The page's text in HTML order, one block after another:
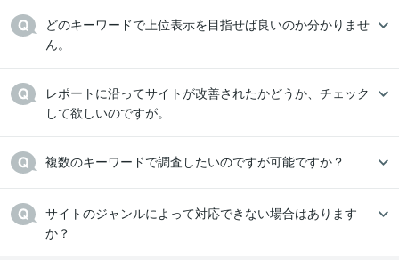
どのキーワードで上位表示を目指せば良いのか分かりませ
ん。
レポートに沿ってサイトが改善されたかどうか、チェック
して欲しいのですが。
複数のキーワードで調査したいのですが可能ですか？
サイトのジャンルによって対応できない場合はあります
か？